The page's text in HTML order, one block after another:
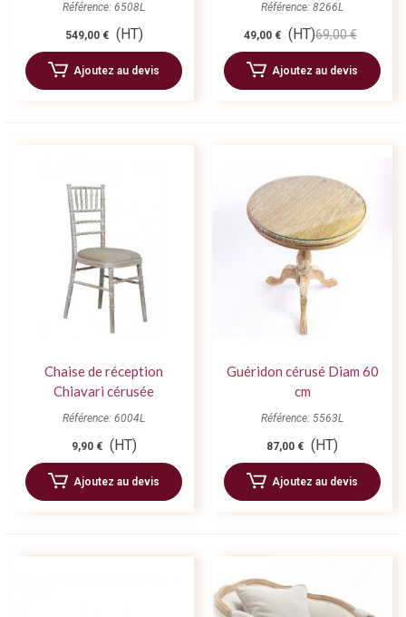
Référence: 6508L
549,00 € (HT)
Ajoutez au devis
Référence: 8266L
49,00 € (HT)69,00 €
Ajoutez au devis
Chaise de réception
Chiavari cérusée
Référence: 6004L
9,90 € (HT)
Ajoutez au devis
Guéridon cérusé Diam 60
cm
Référence: 5563L
87,00 € (HT)
Ajoutez au devis